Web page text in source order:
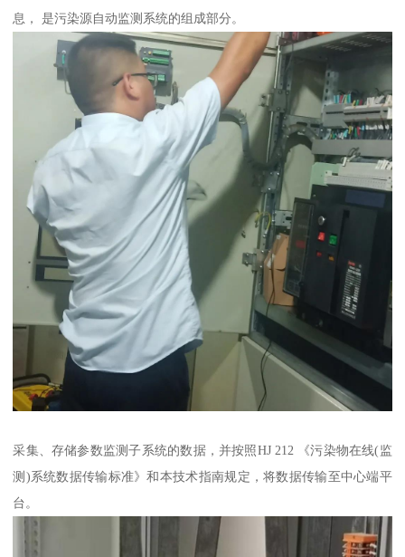
息， 是污染源自动监测系统的组成部分。
采集、存储参数监测子系统的数据，并按照HJ 212 《污染物在线(监
测)系统数据传输标准》和本技术指南规定，将数据传输至中心端平
台。